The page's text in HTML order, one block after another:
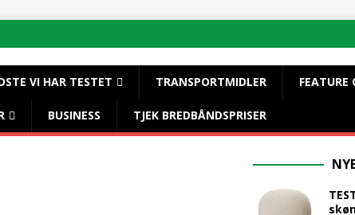
VI HAR TESTET TRANSPORTMIDLER FEATURE
BUSINESS TJEK BREDBÅNDSPRISER